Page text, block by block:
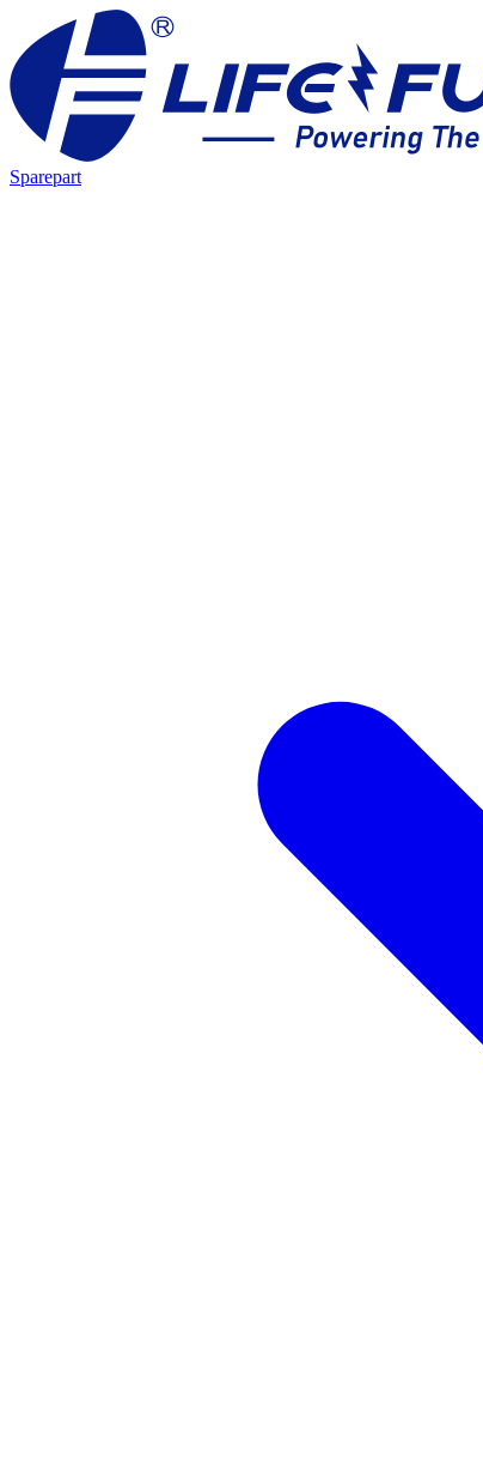
Sparepart